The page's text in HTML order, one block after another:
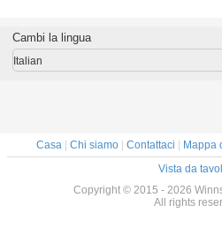
differente
Cambi la lingua
Italian
Casa | Chi siamo | Contattaci | Mappa
Vista da
Copyright © 2015 - 2026
All rights